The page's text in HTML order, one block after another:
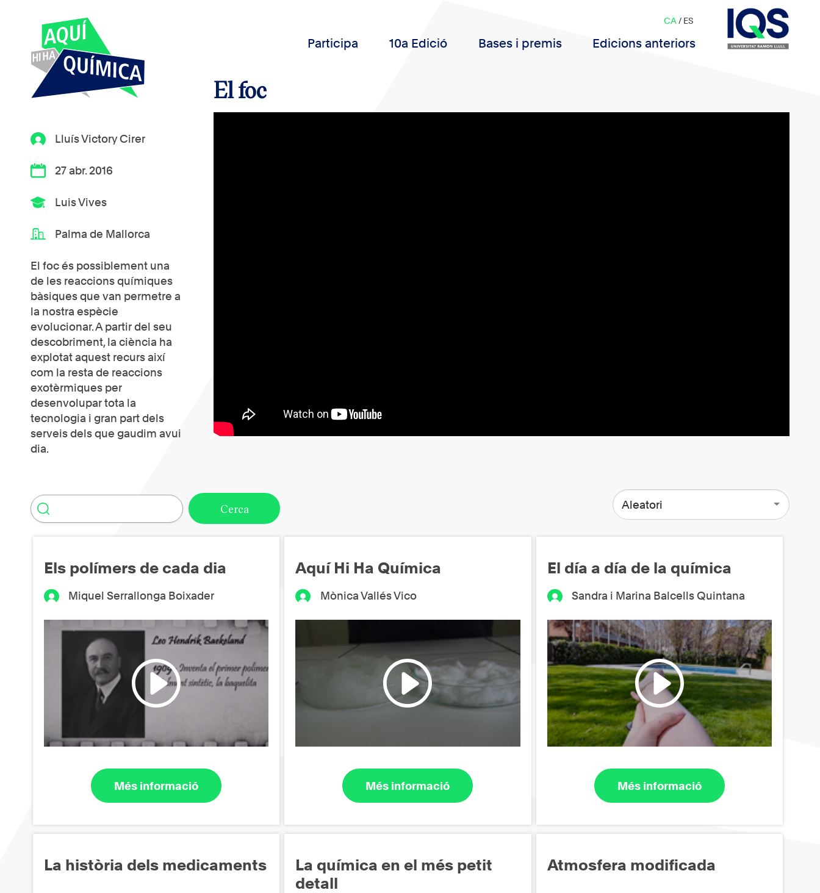
Participa 10a Edició Bases i premis Edicions anteriors
CA/ ES
Lluís Victory Cirer
27 abr. 2016
Luis Vives
Palma de Mallorca
El foc és possiblement una
de les reaccions químiques
bàsiques que van permetre a
la nostra espècie
evolucionar. A partir del seu
descobriment, la ciència ha
explotat aquest recurs així
com la resta de reaccions
exotèrmiques per
desenvolupar tota la
tecnologia i gran part dels
serveis dels que gaudim avui
dia.
El foc
Aleatori
Els polímers de cada dia
Miquel Serrallonga Boixader
Més informació
Aquí Hi Ha Química
Mònica Vallés Vico
Més informació
El día a día de la química
Sandra i Marina Balcells Quintana
Més informació
La història dels medicaments
La química en el més petit
detall
Atmosfera modificada